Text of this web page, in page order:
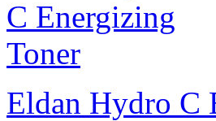
Eldan Hydro C